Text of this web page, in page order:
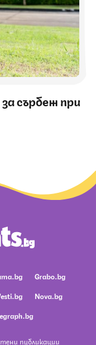
сърбеж при
Grabo.bg
Nova.bg
публикации